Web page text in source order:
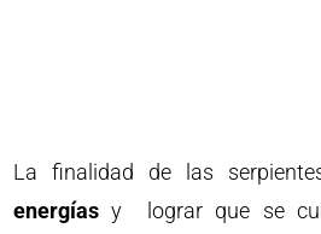
La finalidad de las
energías y lograr que se